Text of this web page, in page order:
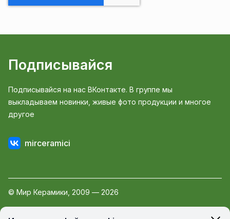
Подписывайся
Подписывайся на нас ВКонтакте. В группе мы
выкладываем новинки, живые фото продукции и многое
другое
mirceramici
© Мир Керамики, 2009 — 2026